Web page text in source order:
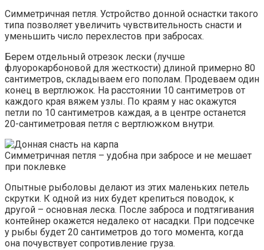
Симметричная петля. Устройство донной оснастки такого
типа позволяет увеличить чувствительность снасти и
уменьшить число перехлестов при забросах.
Берем отдельный отрезок лески (лучше
флуорокарбоновой для жесткости) длиной примерно 80
сантиметров, складываем его пополам. Продеваем один
конец в вертлюжок. На расстоянии 10 сантиметров от
каждого края вяжем узлы. По краям у нас окажутся
петли по 10 сантиметров каждая, а в центре останется
20-сантиметровая петля с вертлюжком внутри.
Симметричная петля – удобна при забросе и не мешает
при поклевке
Опытные рыболовы делают из этих маленьких петель
скрутки. К одной из них будет крепиться поводок, к
другой – основная леска. После заброса и подтягивания
контейнер окажется недалеко от насадки. При подсечке
у рыбы будет 20 сантиметров до того момента, когда
она почувствует сопротивление груза.